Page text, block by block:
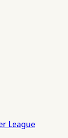
League